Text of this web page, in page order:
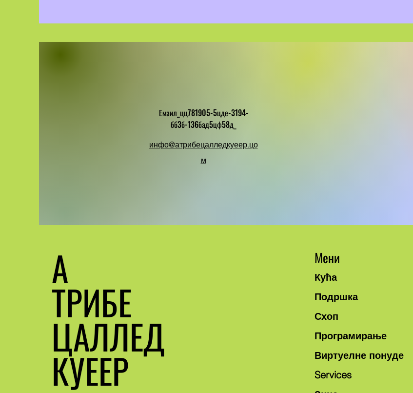
Емаил_цц781905-5цде-3194-
бб3б-136бад5цф58д_
инфо@атрибецалледкуеер.цо
м
А
ТРИБЕ
ЦАЛЛЕД
КУЕЕР
Мени
Кућа
Подршка
Схоп
Програмирање
Виртуелне понуде
Services